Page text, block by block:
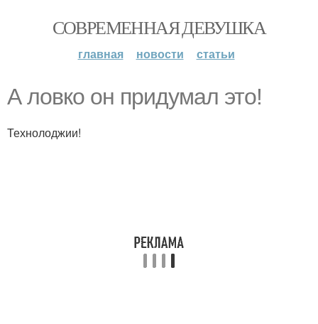
СОВРЕМЕННАЯ ДЕВУШКА
главная новости статьи
А ловко он придумал это!
Технолоджии!